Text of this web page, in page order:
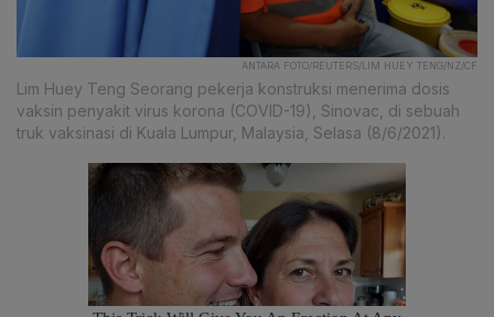
ANTARA FOTO/REUTERS/LIM HUEY TENG/NZ/CF
Lim Huey Teng Seorang pekerja konstruksi menerima dosis
vaksin penyakit virus korona (COVID-19), Sinovac, di sebuah
truk vaksinasi di Kuala Lumpur, Malaysia, Selasa (8/6/2021).